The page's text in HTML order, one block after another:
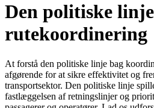
Den politiske
rutekoordinering
At forstå den politiske linje bag
afgørende for at sikre effektivitet og
transportsektor. Den politiske linje
fastlæggelsen af retningslinjer og